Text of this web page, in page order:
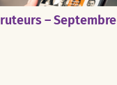
– Septembre